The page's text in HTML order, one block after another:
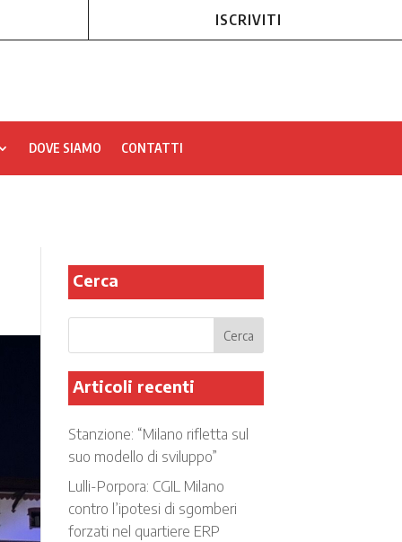
ISCRIVITI
DOVE SIAMO CONTATTI
Cerca
Articoli recenti
Stanzione: “Milano rifletta sul
suo modello di sviluppo”
Lulli-Porpora: CGIL Milano
contro l’ipotesi di sgomberi
forzati nel quartiere ERP